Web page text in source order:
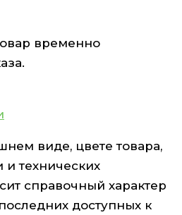
временно
виде, цвете товара,
и технических
справочный характер
доступных к